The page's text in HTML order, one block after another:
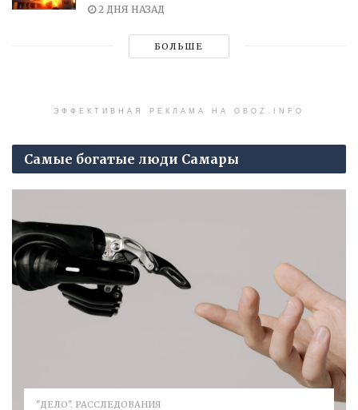
2 ДНЯ НАЗАД
БОЛЬШЕ
ЭФФЕКТИВНАЯ РЕКЛАМА НА OBOZ.INFO
Самые богатые люди Самары
"ДЕЛО". РАССЛЕДОВАНИЯ